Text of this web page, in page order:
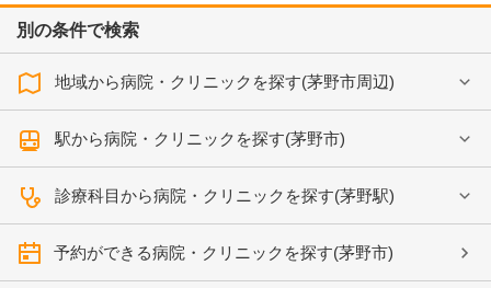
別の条件で検索
地域から病院・クリニックを探す(茅野市周辺)
駅から病院・クリニックを探す(茅野市)
診療科目から病院・クリニックを探す(茅野駅)
予約ができる病院・クリニックを探す(茅野市)